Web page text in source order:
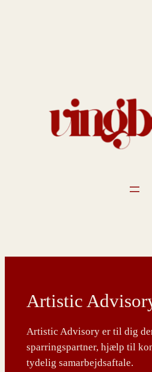
Artistic
Artistic Advisory er til dig
sparringspartner, hjælp til
tydelig samarbejdsaftale.